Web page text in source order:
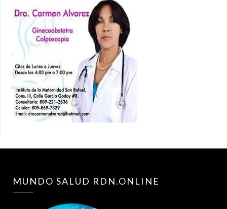
MUNDO SALUD RDN.ONLINE